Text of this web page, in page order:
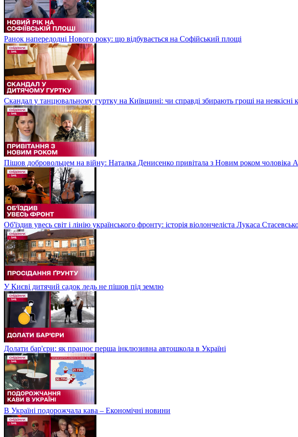
Ранок напередодні Нового року: що відбувається на Софійський площі
Скандал у танцювальному гуртку на Київщині: чи справді збирають гроші на неякісні
Пішов добровольцем на війну: Наталка Денисенко привітала з Новим роком чоловіка
Об'їздив увесь світ і лінію українського фронту: історія віолончеліста Лукаса
У Києві дитячий садок ледь не пішов під землю
Долати бар'єри: як працює перша інклюзивна автошкола в Україні
В Україні подорожчала кава – Економічні новини